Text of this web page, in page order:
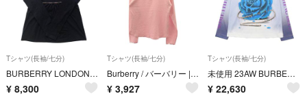
Tシャツ(長袖/七分)
BURBERRY LONDON バーバリー ロンドン 長袖カットソー 黒トップス
¥ 8,300
Tシャツ(長袖/七分)
Burberry / バーバリー | golf / ノバチェックジップ ハイネック カットソー | M | ピンク | レディース
¥ 3,927
Tシャツ(長袖/七分)
未使用 23AW BURBERRY バーバリー ロング Tシャツ ローズプリント ロゴ クルーネック 長袖 パープル ホワイト ブルー XXXS メンズ レディース 古着 中古 USED
¥ 22,630